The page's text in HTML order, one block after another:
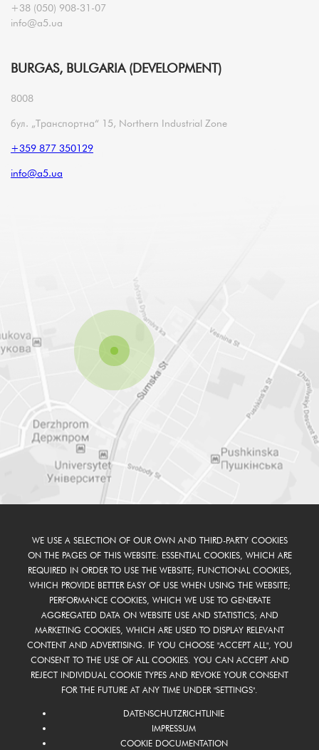
+38 (050) 908-31-07
info@a5.ua
BURGAS, BULGARIA (DEVELOPMENT)
8008
бул. „Транспортна“ 15, Northern Industrial Zone
+359 877 350129
info@a5.ua
WE USE A SELECTION OF OUR OWN AND THIRD-PARTY COOKIES
ON THE PAGES OF THIS WEBSITE: ESSENTIAL COOKIES, WHICH ARE
REQUIRED IN ORDER TO USE THE WEBSITE; FUNCTIONAL COOKIES,
WHICH PROVIDE BETTER EASY OF USE WHEN USING THE WEBSITE;
PERFORMANCE COOKIES, WHICH WE USE TO GENERATE
AGGREGATED DATA ON WEBSITE USE AND STATISTICS; AND
MARKETING COOKIES, WHICH ARE USED TO DISPLAY RELEVANT
CONTENT AND ADVERTISING. IF YOU CHOOSE "ACCEPT ALL", YOU
CONSENT TO THE USE OF ALL COOKIES. YOU CAN ACCEPT AND
REJECT INDIVIDUAL COOKIE TYPES AND REVOKE YOUR CONSENT
FOR THE FUTURE AT ANY TIME UNDER "SETTINGS".
DATENSCHUTZRICHTLINIE
IMPRESSUM
COOKIE DOCUMENTATION